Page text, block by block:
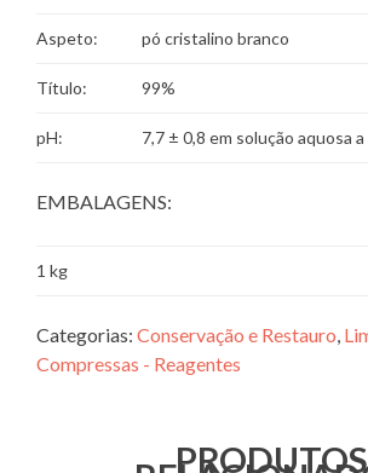
Aspeto: pó cristalino branco
Título: 99%
pH: 7,7 ± 0,8 em solução aquosa a
EMBALAGENS:
1 kg
Categorias: Conservação e Restauro,
Compressas - Reagentes
PRODUTOS